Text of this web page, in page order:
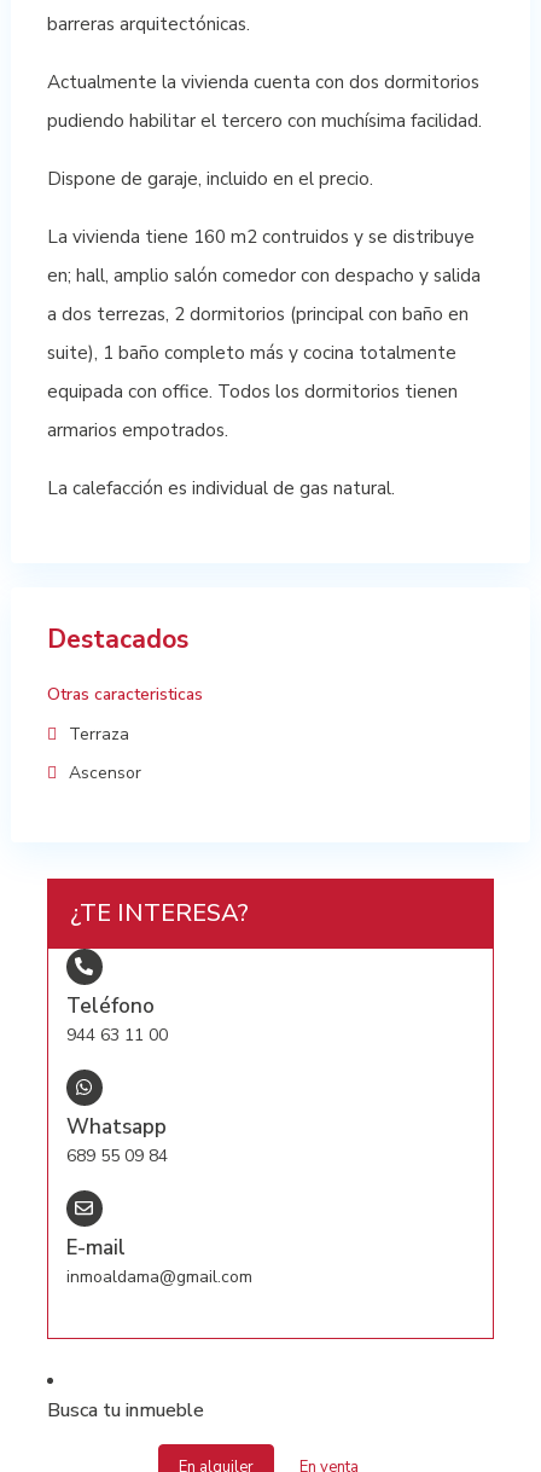
barreras arquitectónicas.
Actualmente la vivienda cuenta con dos dormitorios
pudiendo habilitar el tercero con muchísima facilidad.
Dispone de garaje, incluido en el precio.
La vivienda tiene 160 m2 contruidos y se distribuye
en; hall, amplio salón comedor con despacho y salida
a dos terrezas, 2 dormitorios (principal con baño en
suite), 1 baño completo más y cocina totalmente
equipada con office. Todos los dormitorios tienen
armarios empotrados.
La calefacción es individual de gas natural.
Destacados
Otras caracteristicas
Terraza
Ascensor
¿TE INTERESA?
Teléfono
944 63 11 00
Whatsapp
689 55 09 84
E-mail
inmoaldama@gmail.com
Busca tu inmueble
En alquiler En venta